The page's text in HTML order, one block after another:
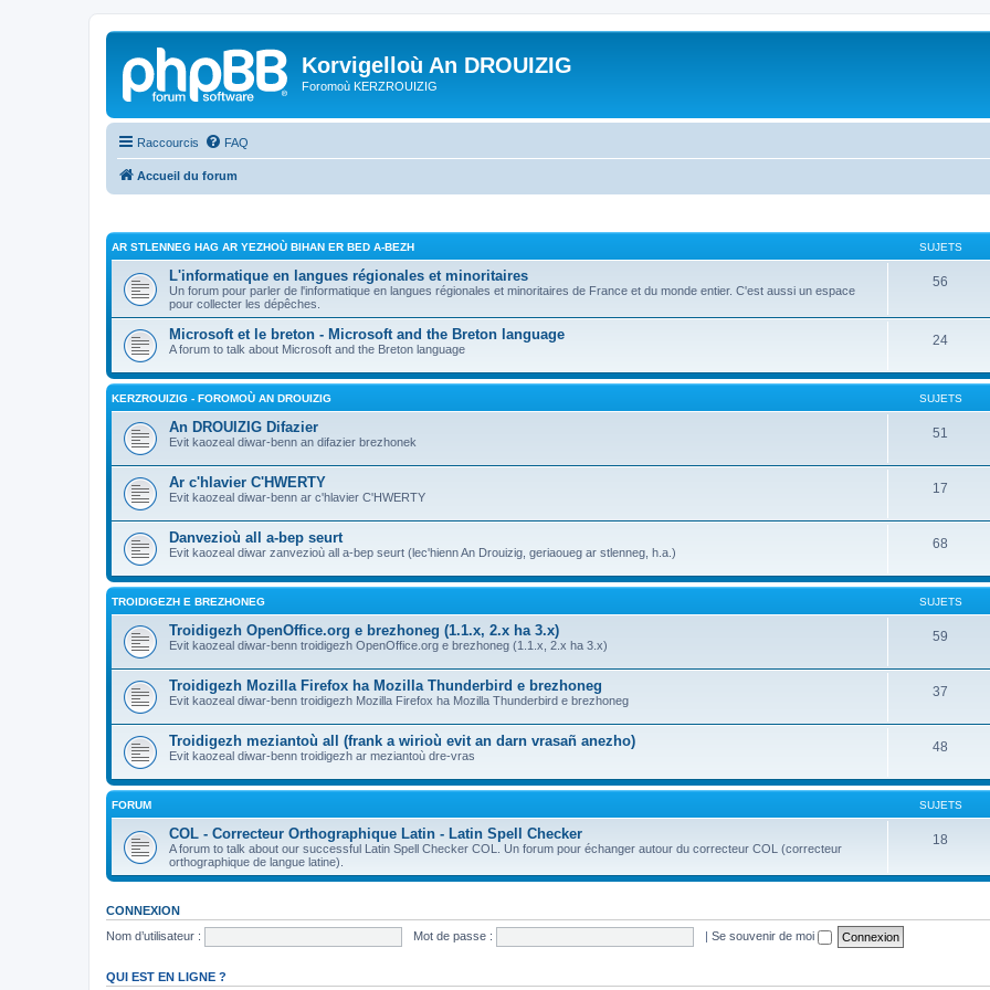
Korvigelloù An DROUIZIG
Foromoù KERZROUIZIG
Raccourcis FAQ
Accueil du forum
AR STLENNEG HAG AR YEZHOÙ BIHAN ER BED A-BEZH SUJETS
L'informatique en langues régionales et minoritaires
Un forum pour parler de l'informatique en langues régionales et minoritaires de France et du monde entier. C'est aussi un espace
pour collecter les dépêches.
56
Microsoft et le breton - Microsoft and the Breton language
A forum to talk about Microsoft and the Breton language
24
KERZROUIZIG - FOROMOÙ AN DROUIZIG SUJETS
An DROUIZIG Difazier
Evit kaozeal diwar-benn an difazier brezhonek
51
Ar c'hlavier C'HWERTY
Evit kaozeal diwar-benn ar c'hlavier C'HWERTY
17
Danvezioù all a-bep seurt
Evit kaozeal diwar zanvezioù all a-bep seurt (lec'hienn An Drouizig, geriaoueg ar stlenneg, h.a.)
68
TROIDIGEZH E BREZHONEG SUJETS
Troidigezh OpenOffice.org e brezhoneg (1.1.x, 2.x ha 3.x)
Evit kaozeal diwar-benn troidigezh OpenOffice.org e brezhoneg (1.1.x, 2.x ha 3.x)
59
Troidigezh Mozilla Firefox ha Mozilla Thunderbird e brezhoneg
Evit kaozeal diwar-benn troidigezh Mozilla Firefox ha Mozilla Thunderbird e brezhoneg
37
Troidigezh meziantoù all (frank a wirioù evit an darn vrasañ anezho)
Evit kaozeal diwar-benn troidigezh ar meziantoù dre-vras
48
FORUM SUJETS
COL - Correcteur Orthographique Latin - Latin Spell Checker
A forum to talk about our successful Latin Spell Checker COL. Un forum pour échanger autour du correcteur COL (correcteur
orthographique de langue latine).
18
CONNEXION
Nom d’utilisateur :
Mot de passe : | Se souvenir de moi
QUI EST EN LIGNE ?